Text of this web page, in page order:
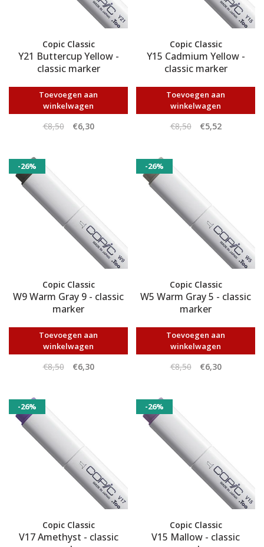
Copic Classic
Y21 Buttercup Yellow -
classic marker
Toevoegen aan
winkelwagen
€8,50 €6,30
Copic Classic
Y15 Cadmium Yellow -
classic marker
Toevoegen aan
winkelwagen
€8,50 €5,52
-26%
Copic Classic
W9 Warm Gray 9 - classic
marker
Toevoegen aan
winkelwagen
€8,50 €6,30
-26%
Copic Classic
W5 Warm Gray 5 - classic
marker
Toevoegen aan
winkelwagen
€8,50 €6,30
-26%
Copic Classic
V17 Amethyst - classic
-26%
Copic Classic
V15 Mallow - classic